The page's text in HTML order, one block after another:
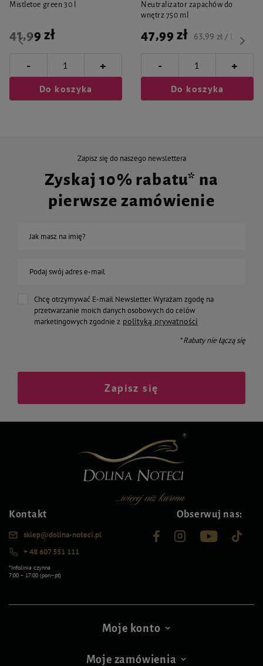
Mistletoe green 30 l
41,99 zł
- +
Do koszyka
Neutralizator zapachów do
wnętrz 750 ml
47,99 zł 63,99 zł / l
- +
Do koszyka
Zapisz się do naszego newslettera
Zyskaj 10% rabatu* na
pierwsze zamówienie
Jak masz na imię?
Podaj swój adres e-mail
Chcę otrzymywać E-mail Newsletter. Wyrażam zgodę na
przetwarzanie moich danych osobowych do celów
marketingowych zgodnie z polityką prywatności
* Rabaty nie łączą się
Zapisz się
Kontakt
sklep@dolina-noteci.pl
+ 48 607 551 111
*Infolinia czynna
7:00 – 17:00 (pon–pt)
Obserwuj nas:
Moje konto
Moje zamówienia